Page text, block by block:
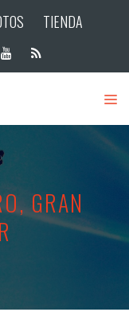
TIENDA
GRAN